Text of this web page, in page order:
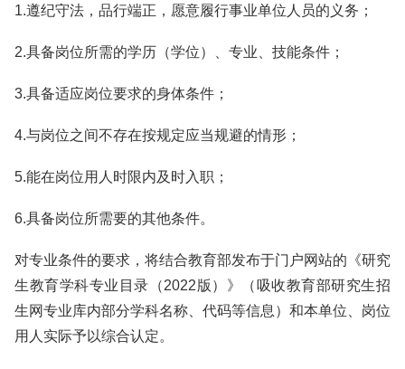
1.遵纪守法，品行端正，愿意履行事业单位人员的义务；
2.具备岗位所需的学历（学位）、专业、技能条件；
3.具备适应岗位要求的身体条件；
4.与岗位之间不存在按规定应当规避的情形；
5.能在岗位用人时限内及时入职；
6.具备岗位所需要的其他条件。
对专业条件的要求，将结合教育部发布于门户网站的《研究
生教育学科专业目录（2022版）》（吸收教育部研究生招
生网专业库内部分学科名称、代码等信息）和本单位、岗位
用人实际予以综合认定。